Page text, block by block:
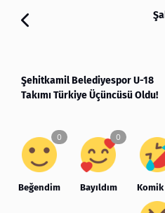
Şehitkamil Belediyespor U-18
Takımı Türkiye Üçüncüsü Oldu!
Beğendim Bayıldım Komik